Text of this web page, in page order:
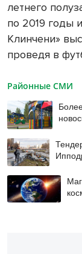
летнего
по 2019 годы
Клинчени»
проведя в
Районные СМИ